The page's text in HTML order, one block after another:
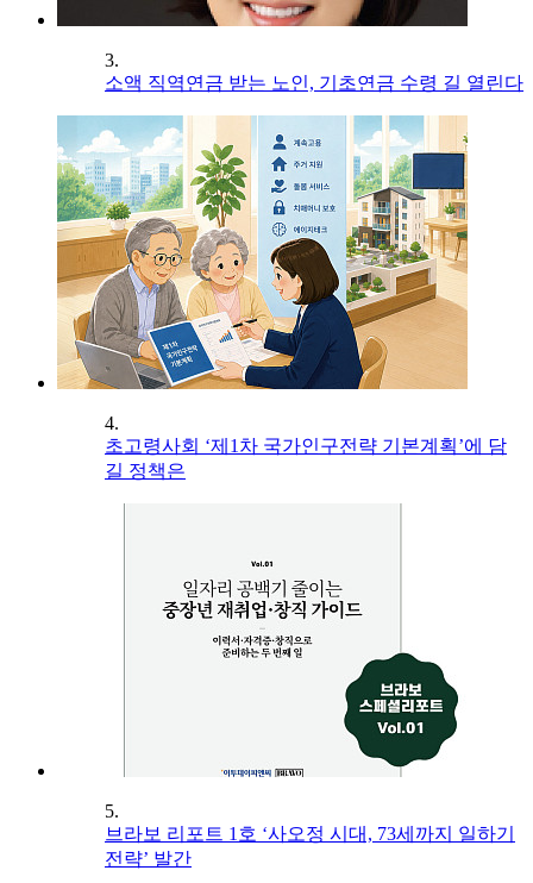
3.
소액 직역연금 받는 노인, 기초연금 수령 길 열린다
4.
초고령사회 ‘제1차 국가인구전략 기본계획’에 담
길 정책은
5.
브라보 리포트 1호 ‘사오정 시대, 73세까지 일하기
전략’ 발간